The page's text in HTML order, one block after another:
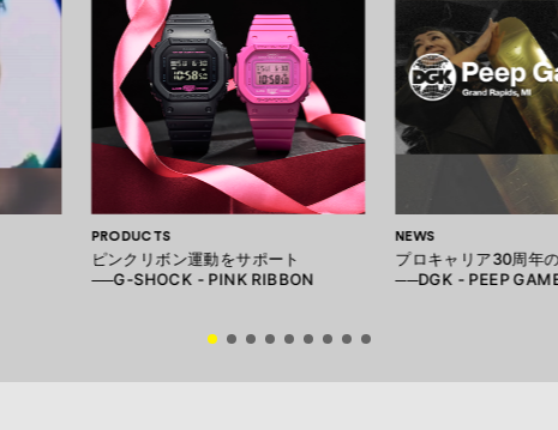
PRODUCTS
ピンクリボン運動をサポート
──G-SHOCK - PINK RIBBON
NEWS
プロキャリア30周年
──DGK - PEEP